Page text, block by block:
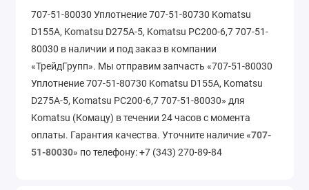
707-51-80030 Уплотнение 707-51-80730 Komatsu
D155A, Komatsu D275A-5, Komatsu PC200-6,7 707-51-
80030 в наличии и под заказ в компании
«ТрейдГрупп». Мы отправим запчасть «707-51-80030
Уплотнение 707-51-80730 Komatsu D155A, Komatsu
D275A-5, Komatsu PC200-6,7 707-51-80030» для
Komatsu (Комацу) в течении 24 часов с момента
оплаты. Гарантия качества. Уточните наличие «707-
51-80030» по телефону: +7 (343) 270-89-84